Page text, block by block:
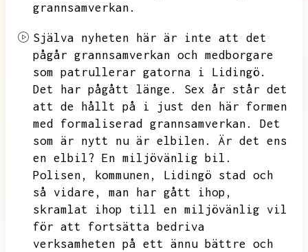
grannsamverkan.
Själva nyheten här är inte att det
pågår grannsamverkan och medborgare
som patrullerar gatorna i Lidingö.
Det har pågått länge.
Sex år står det
att de hållt på i just den här formen
med formaliserad grannsamverkan.
Det
som är nytt nu är elbilen.
Är det ens
en elbil? En miljövänlig bil.
Polisen,
kommunen,
Lidingö stad och
så vidare,
man har gått ihop,
skramlat ihop till en miljövänlig vil
för att fortsätta bedriva
verksamheten på ett ännu bättre och